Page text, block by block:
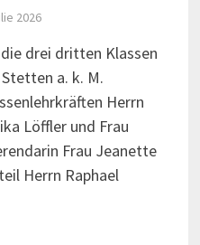
2026
drei dritten Klassen
a. k. M.
Herrn
Löffler und Frau
Frau Jeanette
Herrn Raphael